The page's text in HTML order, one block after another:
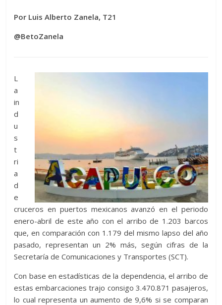
Por Luis Alberto Zanela, T21
@BetoZanela
L
a
in
d
u
s
t
ri
a
d
e
cruceros en puertos mexicanos avanzó en el periodo
enero-abril de este año con el arribo de 1.203 barcos
que, en comparación con 1.179 del mismo lapso del año
pasado, representan un 2% más, según cifras de la
Secretaría de Comunicaciones y Transportes (SCT).
Con base en estadísticas de la dependencia, el arribo de
estas embarcaciones trajo consigo 3.470.871 pasajeros,
lo cual representa un aumento de 9,6% si se comparan